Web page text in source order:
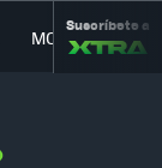
MOVILIDAD
Suscríbete a